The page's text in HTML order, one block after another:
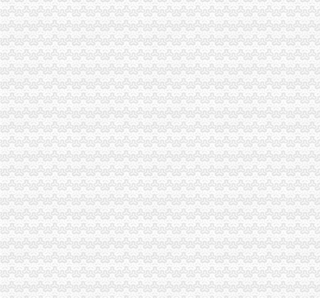
渝中局发挥职能深入朝天门服装市0元注册公司场调研
万盛区委常委、一元注册公司纪委书记弋渝生参加工商分局各界征求意见座谈会
巫山局重庆0元注册公司竭力助推地方经济发展见成效
大足局构建“三大平台”解决应对经济危机对农民就业的0元注册公司冲击
经检总队以人为本科学执法正确行使自由裁量权
市0元注册公司局拟采取六项管理措施助推重庆统筹城乡综合配套改革试验区建
城口局1元注册公司在2007－2008年度县属单位政风行风评议工作中排名第一
高新局率先启用“银联POS”一元注册公司流程现场缴款系统
丰都县委书记高必金对丰都局一元注册公司上报调研文章作出批示
武隆局1元注册公司深入学习实践科学发展观活动收到五大效果
梁平局突出三大工程努力实现“三高”重庆免费注册公司目标
大足局建立食品市免费注册公司场巡查长效机制
巫溪局上磺所严把“三关”一元注册公司流程加高危行业监管